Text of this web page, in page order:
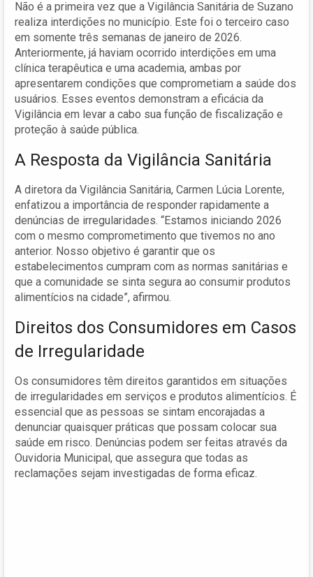
Não é a primeira vez que a Vigilância Sanitária de Suzano
realiza interdições no município. Este foi o terceiro caso
em somente três semanas de janeiro de 2026.
Anteriormente, já haviam ocorrido interdições em uma
clínica terapêutica e uma academia, ambas por
apresentarem condições que comprometiam a saúde dos
usuários. Esses eventos demonstram a eficácia da
Vigilância em levar a cabo sua função de fiscalização e
proteção à saúde pública.
A Resposta da Vigilância Sanitária
A diretora da Vigilância Sanitária, Carmen Lúcia Lorente,
enfatizou a importância de responder rapidamente a
denúncias de irregularidades. “Estamos iniciando 2026
com o mesmo comprometimento que tivemos no ano
anterior. Nosso objetivo é garantir que os
estabelecimentos cumpram com as normas sanitárias e
que a comunidade se sinta segura ao consumir produtos
alimentícios na cidade”, afirmou.
Direitos dos Consumidores em Casos
de Irregularidade
Os consumidores têm direitos garantidos em situações
de irregularidades em serviços e produtos alimentícios. É
essencial que as pessoas se sintam encorajadas a
denunciar quaisquer práticas que possam colocar sua
saúde em risco. Denúncias podem ser feitas através da
Ouvidoria Municipal, que assegura que todas as
reclamações sejam investigadas de forma eficaz.